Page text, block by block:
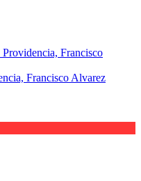
Francisco Alvarez